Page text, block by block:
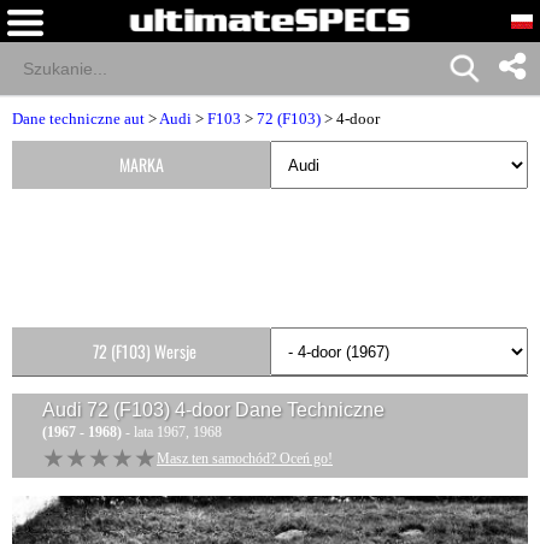
Dane techniczne aut >Audi > F103 > 72 (F103) > 4-door
Audi 72 (F103) 4-doorDane Techniczne
(1967 - 1968) - lata 1967, 1968
★★★★★
★★★★★ Masz ten samochód? Oceń go!
MARKA
72 (F103) Wersje